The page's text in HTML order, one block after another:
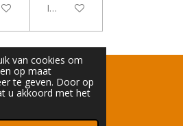
van cookies om
op maat
te geven. Door op
u akkoord met het
In winkelwagen